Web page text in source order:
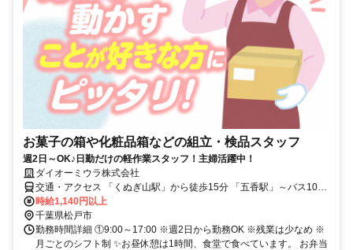
お菓子の箱や化粧品箱などの組立・検品スタッフ
週2日～OK♪日勤だけの軽作業スタッフ！主婦活躍中！
ダイオーミウラ株式会社
交通・アクセス 「くぬぎ山駅」から徒歩15分 「五香駅」～バス10分
「松飛台十字路」下車徒歩5分
時給1,140円以上
千葉県松戸市
勤務時間詳細 ①9:00～17:00 ※週2日から勤務OK ※残業は少なめ ※
月ごとのシフト制 ✨お昼休憩は1時間、食堂で食べています。 お弁当